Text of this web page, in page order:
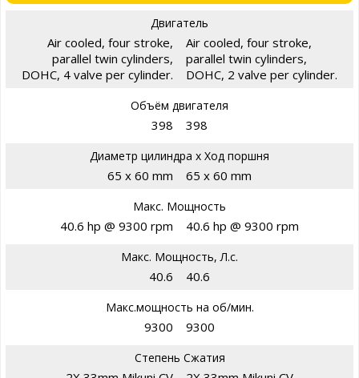
Двигатель
Air cooled, four stroke,
parallel twin cylinders,
DOHC, 4 valve per cylinder.
Air cooled, four stroke,
parallel twin cylinders,
DOHC, 2 valve per cylinder.
Объём двигателя
398 398
Диаметр цилиндра х Ход поршня
65 x 60 mm 65 x 60 mm
Макс. Мощность
40.6 hp @ 9300 rpm 40.6 hp @ 9300 rpm
Макс. Мощность, Л.с.
40.6 40.6
Макс.мощность на об/мин.
9300 9300
Степень Сжатия